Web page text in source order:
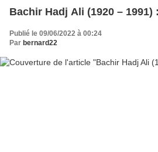
Bachir Hadj Ali (1920 – 1991)
Publié le 09/06/2022 à 00:24
Par bernard22